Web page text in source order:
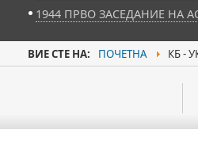
1944 ПРВО ЗАСЕДАНИЕ НА
ВИЕ СТЕ НА: ПОЧЕТНА КБ -